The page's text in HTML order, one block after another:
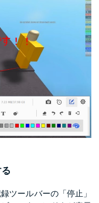
ツールバーの「停止」